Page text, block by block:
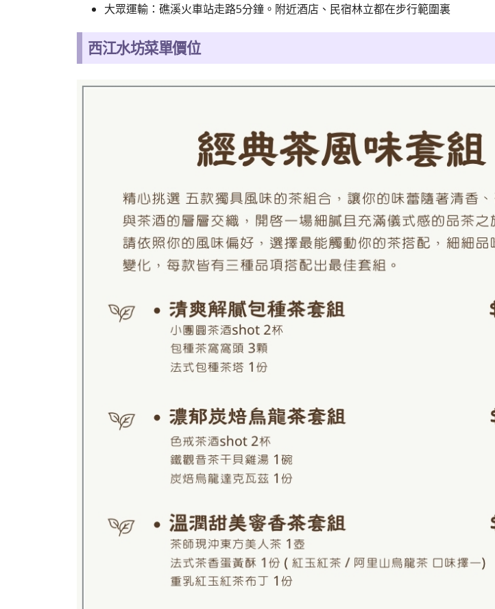
大眾運輸：礁溪火車站走路5分鐘。附近酒店、民宿林立都在步行範圍裏
西江水坊菜單價位